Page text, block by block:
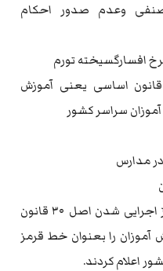
وعدم صدور احکام
افسارگسیخته تورم
مطالبه و اجرای اصل ۳۰ قانون اساسی یعنی آموزش
سراسر کشور
مدارس
در پایان؛ فعالان صنفی البرز اجرایی شدن اصل ۳۰ قانون
را بعنوان خط قرمز
اعلام کردند.